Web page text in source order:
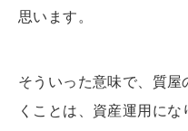
思います。
そういった意味で、質
くことは、資産運用にな